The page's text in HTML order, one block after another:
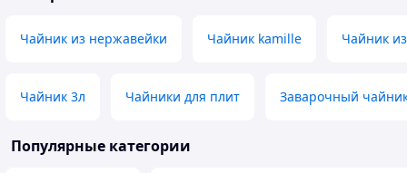
Чайник из нержавейки Чайник kamille Чайник
Чайник 3л Чайники для плит Заварочный
Популярные категории